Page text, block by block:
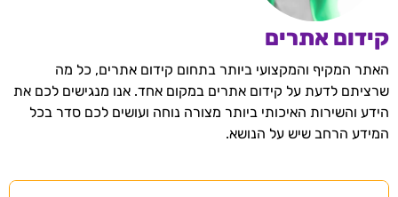
קידום אתרים
האתר המקיף והמקצועי ביותר בתחום קידום אתרים, כל מה
שרציתם לדעת על קידום אתרים במקום אחד. אנו מנגישים לכם את
הידע והשירות האיכותי ביותר מצורה נוחה ועושים לכם סדר בכל
המידע הרחב שיש על הנושא.